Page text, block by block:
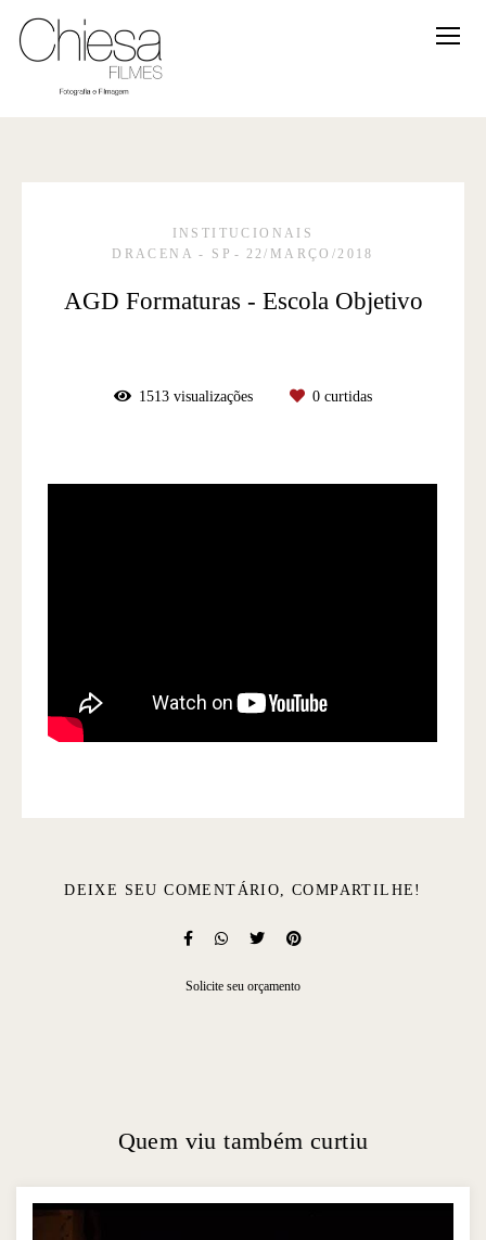
INSTITUCIONAIS
DRACENA - SP
22/MARÇO/2018
AGD Formaturas - Escola Objetivo
1513 visualizações 0 curtidas
DEIXE SEU COMENTÁRIO, COMPARTILHE!
Solicite seu orçamento
Quem viu também curtiu